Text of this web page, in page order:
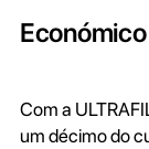
Económico
Com a
um décimo do